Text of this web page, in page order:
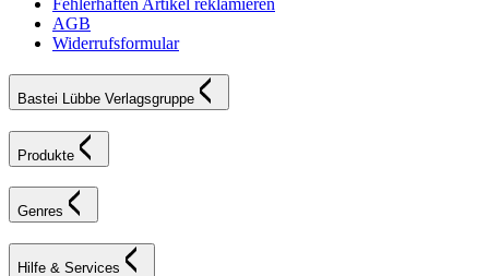
Fehlerhaften Artikel reklamieren
AGB
Widerrufsformular
Bastei Lübbe Verlagsgruppe
Produkte
Genres
Hilfe & Services